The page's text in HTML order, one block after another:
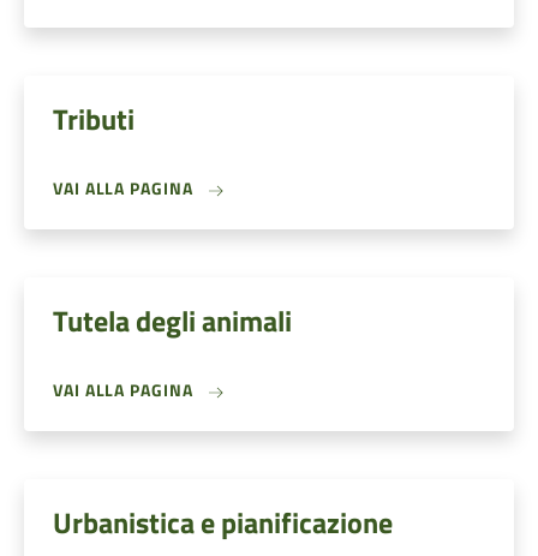
Tributi
VAI ALLA PAGINA
Tutela degli animali
VAI ALLA PAGINA
Urbanistica e pianificazione